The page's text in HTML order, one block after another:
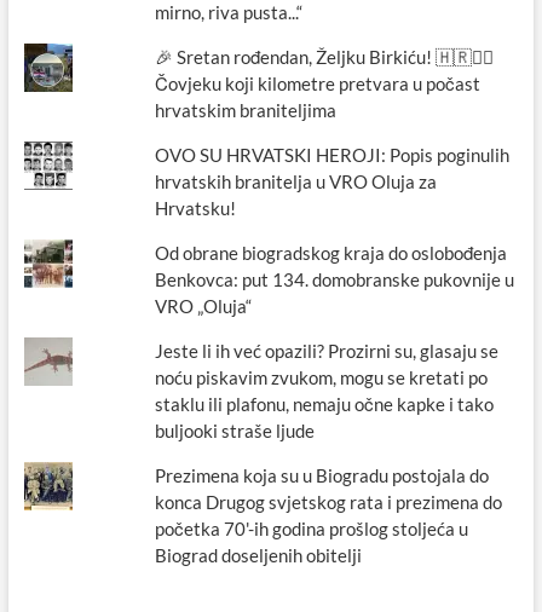
mirno, riva pusta...“
🎉 Sretan rođendan, Željku Birkiću! 🇭🇷🏃‍♂️
Čovjeku koji kilometre pretvara u počast
hrvatskim braniteljima
OVO SU HRVATSKI HEROJI: Popis poginulih
hrvatskih branitelja u VRO Oluja za
Hrvatsku!
Od obrane biogradskog kraja do oslobođenja
Benkovca: put 134. domobranske pukovnije u
VRO „Oluja“
Jeste li ih već opazili? Prozirni su, glasaju se
noću piskavim zvukom, mogu se kretati po
staklu ili plafonu, nemaju očne kapke i tako
buljooki straše ljude
Prezimena koja su u Biogradu postojala do
konca Drugog svjetskog rata i prezimena do
početka 70'-ih godina prošlog stoljeća u
Biograd doseljenih obitelji